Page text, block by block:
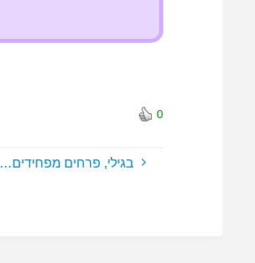
0
בגילי, פרחים מפחידים…